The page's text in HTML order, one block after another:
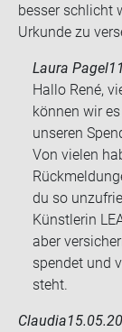
bes­ser schlicht
Ur­kun­de zu
Laura Pagel
Hallo René,
können wir
unseren
Von vielen
du so
Künstlerin
aber
spendet und
steht.
Claudia